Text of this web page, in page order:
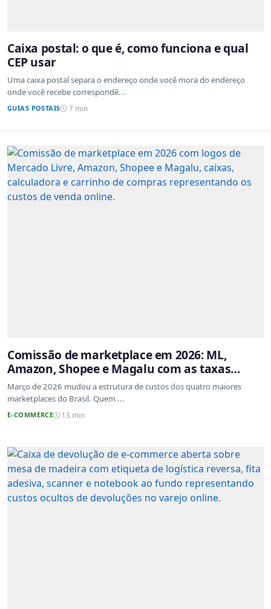
Caixa postal: o que é, como funciona e qual
CEP usar
Uma caixa postal separa o endereço onde você mora do endereço
onde você recebe correspondê...
GUIAS POSTAIS 7 min
Comissão de marketplace em 2026: ML,
Amazon, Shopee e Magalu com as taxas
atualizadas
Março de 2026 mudou a estrutura de custos dos quatro maiores
marketplaces do Brasil. Quem ...
E-COMMERCE 13 min